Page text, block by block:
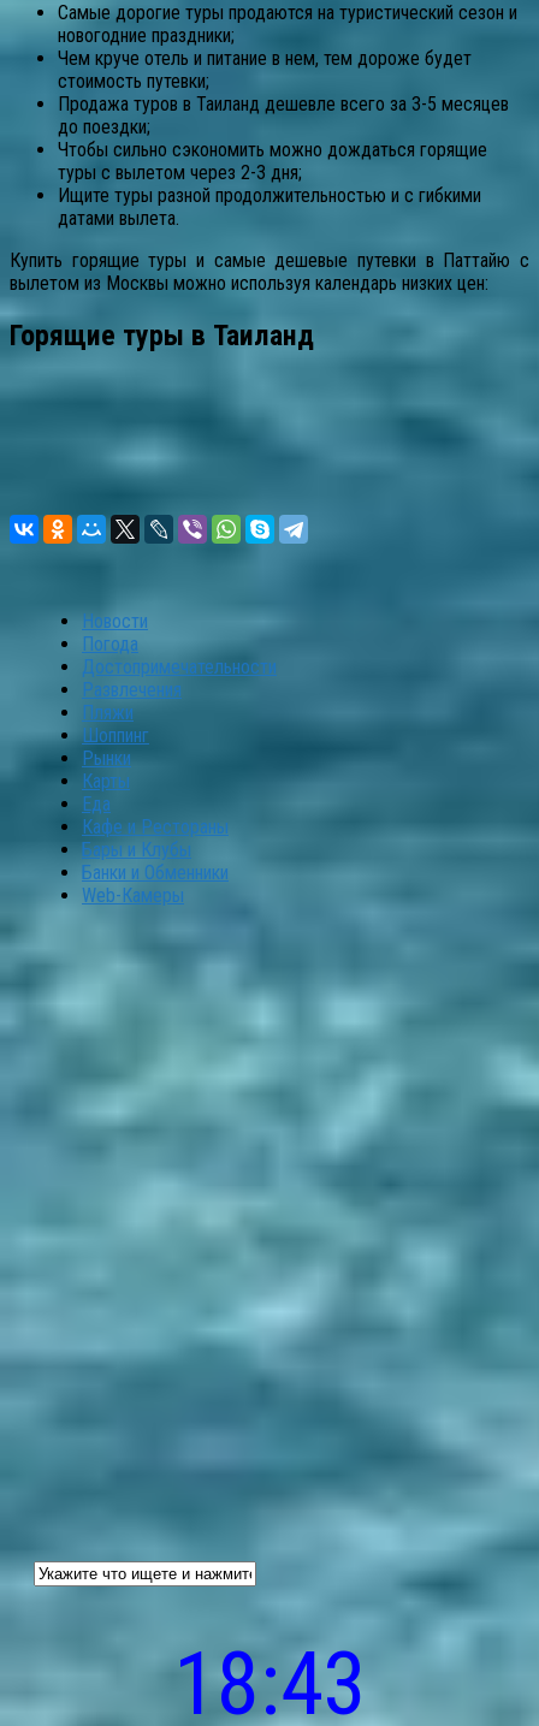
Самые дорогие туры продаются на туристический сезон и
новогодние праздники;
Чем круче отель и питание в нем, тем дороже будет
стоимость путевки;
Продажа туров в Таиланд дешевле всего за 3-5 месяцев
до поездки;
Чтобы сильно сэкономить можно дождаться горящие
туры с вылетом через 2-3 дня;
Ищите туры разной продолжительностью и с гибкими
датами вылета.
Купить горящие туры и самые дешевые путевки в Паттайю с
вылетом из Москвы можно используя календарь низких цен:
Горящие туры в Таиланд
Новости
Погода
Достопримечательности
Развлечения
Пляжи
Шоппинг
Рынки
Карты
Еда
Кафе и Рестораны
Бары и Клубы
Банки и Обменники
Web-Камеры
18:43